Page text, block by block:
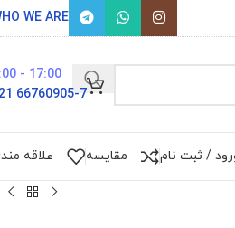
WE ARE
17:00 - 9:00
66760905-7 021
/ ثبت نام مقایسه علاقه